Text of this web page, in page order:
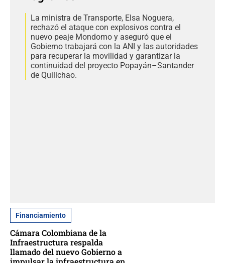
La ministra de Transporte, Elsa Noguera,
rechazó el ataque con explosivos contra el
nuevo peaje Mondomo y aseguró que el
Gobierno trabajará con la ANI y las autoridades
para recuperar la movilidad y garantizar la
continuidad del proyecto Popayán–Santander
de Quilichao.
Financiamiento
Cámara Colombiana de la
Infraestructura respalda
llamado del nuevo Gobierno a